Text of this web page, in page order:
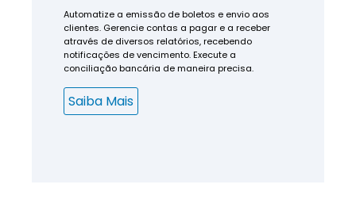
Automatize a emissão de boletos e envio aos
clientes. Gerencie contas a pagar e a receber
através de diversos relatórios, recebendo
notificações de vencimento. Execute a
conciliação bancária de maneira precisa.
Saiba Mais